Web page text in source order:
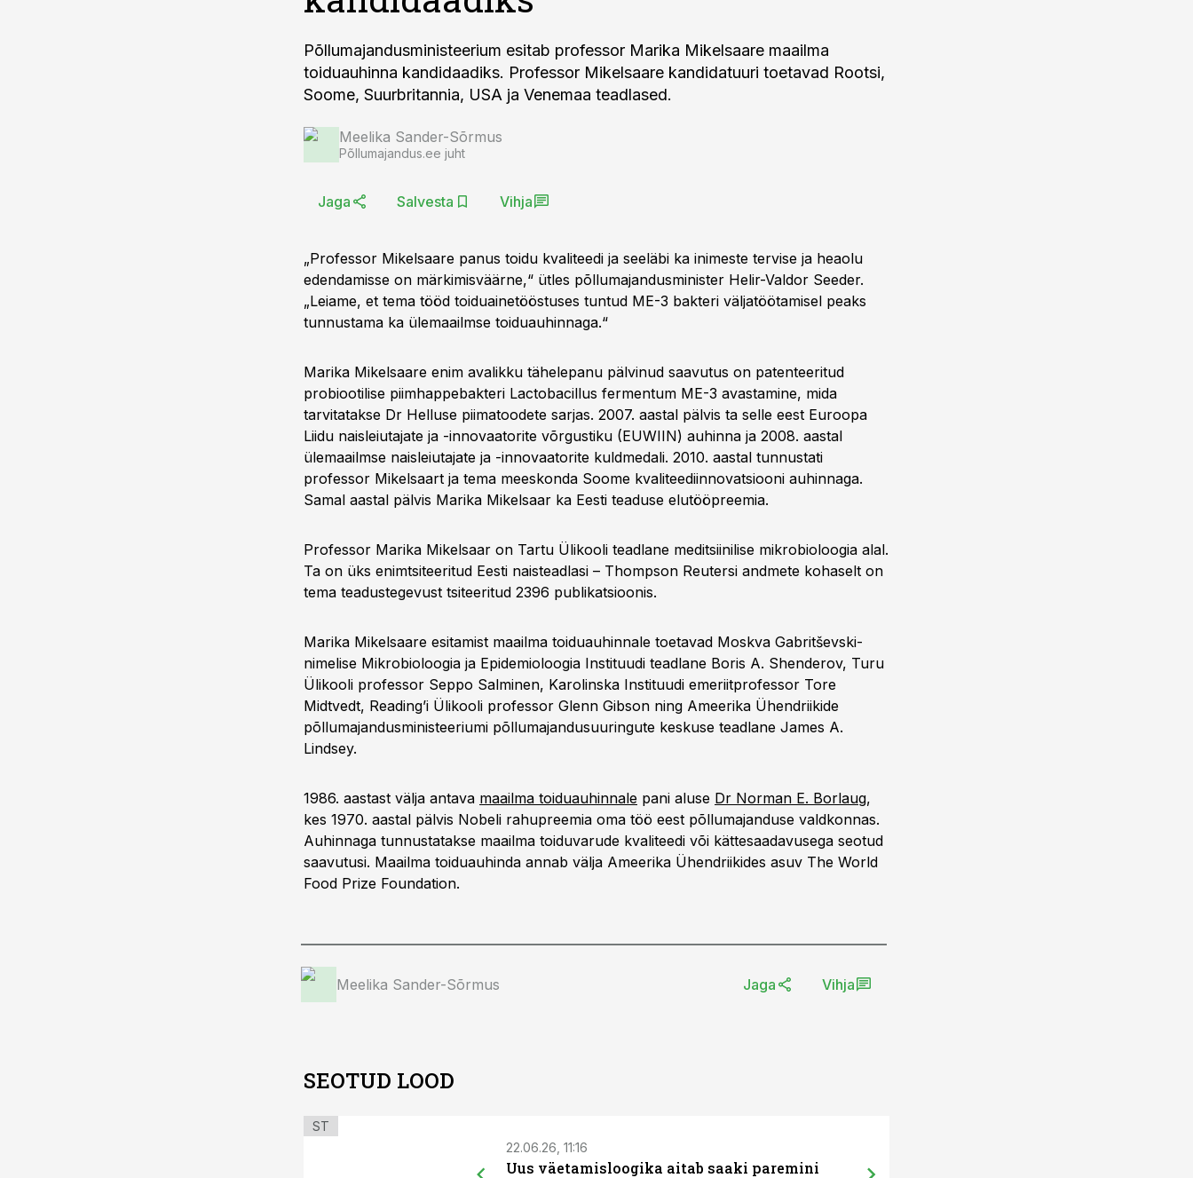
Põllumajandusministeerium esitab professor Marika Mikelsaare maailma
toiduauhinna kandidaadiks. Professor Mikelsaare kandidatuuri toetavad Rootsi,
Soome, Suurbritannia, USA ja Venemaa teadlased.
Meelika Sander-Sõrmus
Põllumajandus.ee juht
Jaga Salvesta Vihja
„Professor Mikelsaare panus toidu kvaliteedi ja seeläbi ka inimeste tervise ja heaolu
edendamisse on märkimisväärne,“ ütles põllumajandusminister Helir-Valdor Seeder.
„Leiame, et tema tööd toiduainetööstuses tuntud ME-3 bakteri väljatöötamisel peaks
tunnustama ka ülemaailmse toiduauhinnaga.“
Marika Mikelsaare enim avalikku tähelepanu pälvinud saavutus on patenteeritud
probiootilise piimhappebakteri Lactobacillus fermentum ME-3 avastamine, mida
tarvitatakse Dr Helluse piimatoodete sarjas. 2007. aastal pälvis ta selle eest Euroopa
Liidu naisleiutajate ja -innovaatorite võrgustiku (EUWIIN) auhinna ja 2008. aastal
ülemaailmse naisleiutajate ja -innovaatorite kuldmedali. 2010. aastal tunnustati
professor Mikelsaart ja tema meeskonda Soome kvaliteediinnovatsiooni auhinnaga.
Samal aastal pälvis Marika Mikelsaar ka Eesti teaduse elutööpreemia.
Professor Marika Mikelsaar on Tartu Ülikooli teadlane meditsiinilise mikrobioloogia alal.
Ta on üks enimtsiteeritud Eesti naisteadlasi – Thompson Reutersi andmete kohaselt on
tema teadustegevust tsiteeritud 2396 publikatsioonis.
Marika Mikelsaare esitamist maailma toiduauhinnale toetavad Moskva Gabritševski-
nimelise Mikrobioloogia ja Epidemioloogia Instituudi teadlane Boris A. Shenderov, Turu
Ülikooli professor Seppo Salminen, Karolinska Instituudi emeriitprofessor Tore
Midtvedt, Reading’i Ülikooli professor Glenn Gibson ning Ameerika Ühendriikide
põllumajandusministeeriumi põllumajandusuuringute keskuse teadlane James A.
Lindsey.
1986. aastast välja antava maailma toiduauhinnale pani aluse Dr Norman E. Borlaug,
kes 1970. aastal pälvis Nobeli rahupreemia oma töö eest põllumajanduse valdkonnas.
Auhinnaga tunnustatakse maailma toiduvarude kvaliteedi või kättesaadavusega seotud
saavutusi. Maailma toiduauhinda annab välja Ameerika Ühendriikides asuv The World
Food Prize Foundation.
Meelika Sander-Sõrmus Jaga Vihja
SEOTUD LOOD
ST
22.06.26, 11:16
Uus väetamisloogika aitab saaki paremini